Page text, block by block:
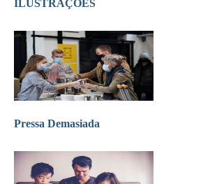
ILUSTRAÇÕES
Pressa Demasiada